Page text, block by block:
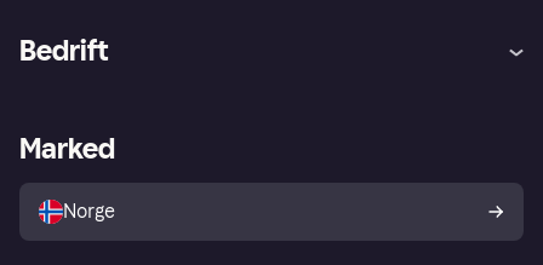
Utforsk butikker
Bedrift
Merchant portal
Marked
Norge